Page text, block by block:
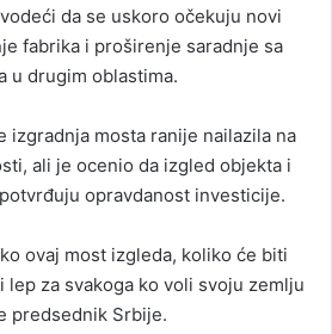
da se uskoro očekuju novi
fabrika i proširenje saradnje sa
u drugim oblastima.
izgradnja mosta ranije nailazila na
ali je ocenio da izgled objekta i
opravdanost investicije.
ovaj most izgleda, koliko će biti
za svakoga ko voli svoju zemlju
predsednik Srbije.